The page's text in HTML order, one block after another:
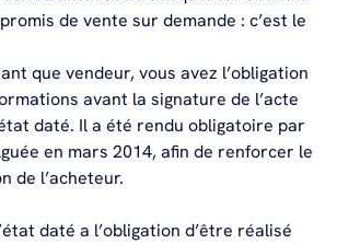
de vente sur demande : c’est le
que vendeur, vous avez l’obligation
avant la signature de l’acte
daté. Il a été rendu obligatoire par
en mars 2014, afin de renforcer le
de l’acheteur.
daté a l’obligation d’être réalisé